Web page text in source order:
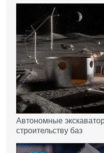
Автономные
строительству баз